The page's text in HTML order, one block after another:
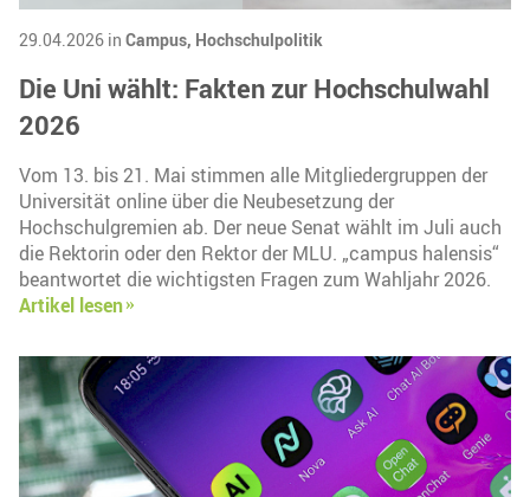
29.04.2026 in Campus, Hochschulpolitik
Die Uni wählt: Fakten zur Hochschulwahl
2026
Vom 13. bis 21. Mai stimmen alle Mitgliedergruppen der
Universität online über die Neubesetzung der
Hochschulgremien ab. Der neue Senat wählt im Juli auch
die Rektorin oder den Rektor der MLU. „campus halensis“
beantwortet die wichtigsten Fragen zum Wahljahr 2026.
Artikel lesen